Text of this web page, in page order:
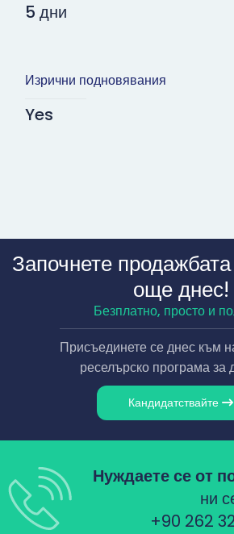
5 дни
Изрични подновявания
Yes
Започнете
още днес!
Безплатно, просто и
Присъединете се днес към
реселърско програма за
Кандидатствайте
Нуждаете се от
ни
+90 262